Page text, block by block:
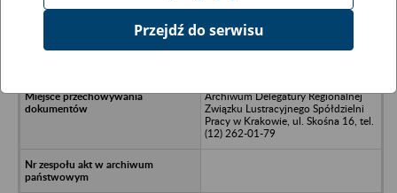
Spółdzielnia Usług Rolniczych,
Archiwum Delegatury Regionalnej
Związku Lustracyjnego Spółdzielni
Pracy w Krakowie, ul. Skośna 16, tel.
(12) 262-01-79
Przejdź do serwisu